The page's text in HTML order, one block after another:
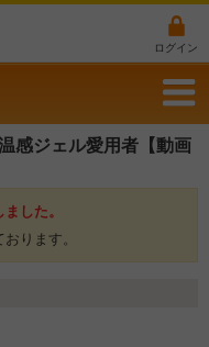
ログイン
感ジェル愛用者【動画
した。
ります。